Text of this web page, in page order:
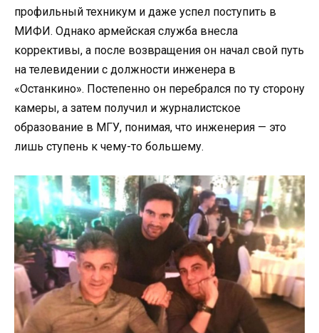
профильный техникум и даже успел поступить в
МИФИ. Однако армейская служба внесла
коррективы, а после возвращения он начал свой путь
на телевидении с должности инженера в
«Останкино». Постепенно он перебрался по ту сторону
камеры, а затем получил и журналистское
образование в МГУ, понимая, что инженерия — это
лишь ступень к чему-то большему.